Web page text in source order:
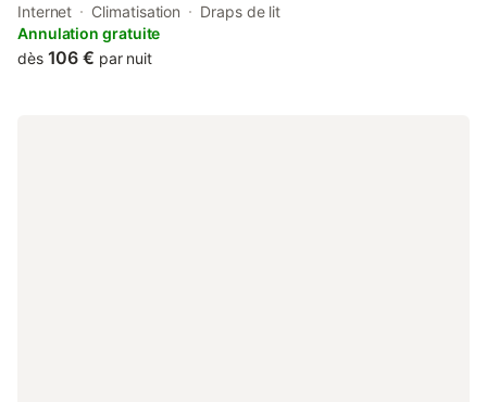
extérieures 🎹 piano Un parc sur place Canapé extérieures pour
ce pose tranquillement
Internet Climatisation
Draps de lit
Annulation gratuite
dès 106 € par nuit